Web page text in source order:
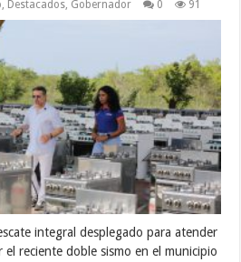
, Destacados, Gobernador 0 91
integral desplegado para atender
el reciente doble sismo en el municipio